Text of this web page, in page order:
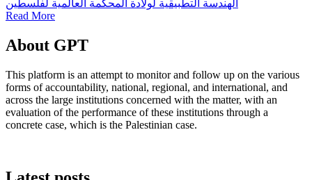
الهندسة التطبيقية لولادة المحكمة العالمية لفلسطين
Read More
About GPT
This platform is an attempt to monitor and follow up on the various
forms of accountability, national, regional, and international, and
across the large institutions concerned with the matter, with an
evaluation of the performance of these institutions through a
concrete case, which is the Palestinian case.